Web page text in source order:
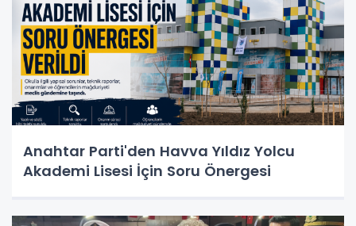
Anahtar Parti'den Havva Yıldız Yolcu
Akademi Lisesi İçin Soru Önergesi